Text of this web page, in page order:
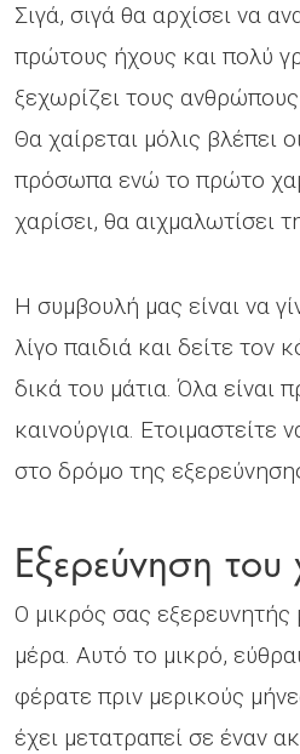
Σιγά, σιγά θα αρχίσει να
πρώτους ήχους και πολύ
ξεχωρίζει τους
Θα χαίρεται μόλις βλέπει
πρόσωπα ενώ το πρώτο
χαρίσει, θα αιχμαλωτίσει
Η συμβουλή μας είναι να
λίγο παιδιά και δείτε τον
δικά του μάτια. Όλα είναι
καινούργια. Ετοιμαστείτε
στο δρόμο της
Εξερεύνηση
Ο μικρός σας εξερευνητής
μέρα. Αυτό το μικρό,
φέρατε πριν μερικούς
έχει μετατραπεί σε έναν